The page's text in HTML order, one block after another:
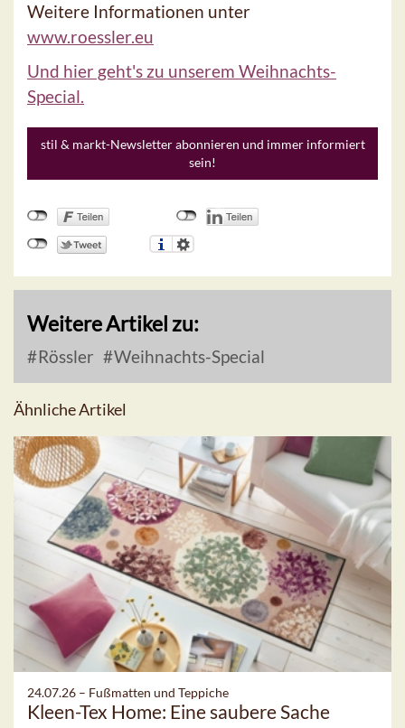
Weitere Informationen unter
www.roessler.eu
Und hier geht's zu unserem Weihnachts-
Special.
stil & markt-Newsletter abonnieren und immer informiert
sein!
Weitere Artikel zu:
Rössler Weihnachts-Special
Ähnliche Artikel
24.07.26 – Fußmatten und Teppiche
Kleen-Tex Home: Eine saubere Sache